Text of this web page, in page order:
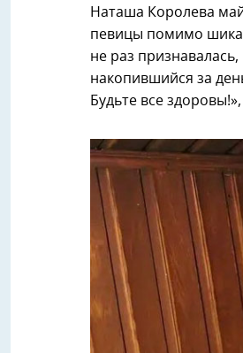
Наташа Королева
певицы помимо
не раз
накопившийся за
Будьте все